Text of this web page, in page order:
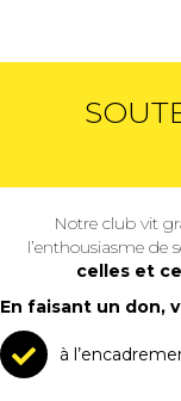
Notre club vit
l’enthousiasme de
celles et
En faisant un don,
à